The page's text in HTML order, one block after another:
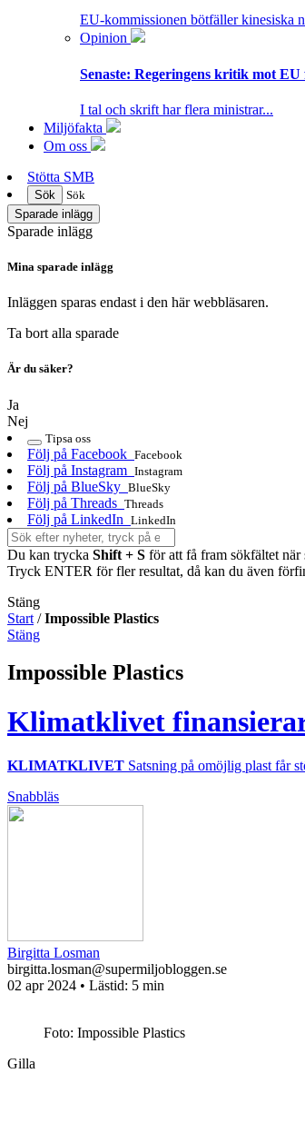
EU-kommissionen bötfäller kinesiska
Opinion
Senaste: Regeringens kritik mot
I tal och skrift har flera ministrar...
Miljöfakta
Om oss
Stötta SMB
Sök
Sök
Sparade inlägg
Sparade inlägg
Mina sparade inlägg
Inläggen sparas endast i den här webbläsaren.
Ta bort alla sparade
Är du säker?
Ja
Nej
Tipsa oss
Följ på Facebook Facebook
Följ på Instagram Instagram
Följ på BlueSky BlueSky
Följ på Threads Threads
Följ på LinkedIn LinkedIn
Du kan trycka Shift + S för att få fram sökfältet när
Tryck ENTER för fler resultat, då kan du även
Stäng
Start /Impossible Plastics
Stäng
Impossible Plastics
Klimatklivet
KLIMATKLIVET Satsning på omöjlig plast får
Snabbläs
Birgitta Losman
birgitta.losman@supermiljobloggen.se
02 apr 2024 • Lästid: 5 min
Foto: Impossible Plastics
Gilla